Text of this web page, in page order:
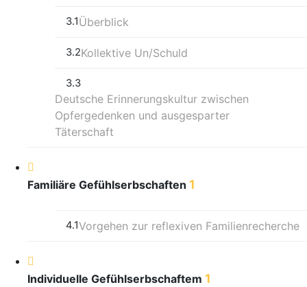
3.1Überblick
3.2Kollektive Un/Schuld
3.3
Deutsche Erinnerungskultur zwischen
Opfergedenken und ausgesparter
Täterschaft
Familiäre Gefühlserbschaften 1
4.1Vorgehen zur reflexiven Familienrecherche
Individuelle Gefühlserbschaftem 1